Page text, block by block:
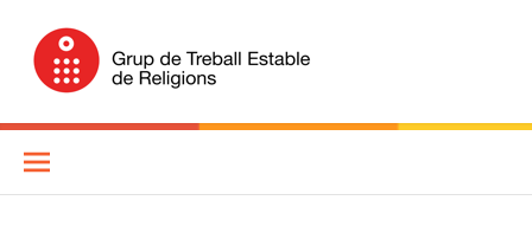
content
Grup de Treball Estable de
Religions (GTER)